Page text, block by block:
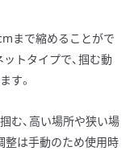
まで縮めることがで
トタイプで、掴む動
す。
む、高い場所や狭い場
整は手動のため使用時